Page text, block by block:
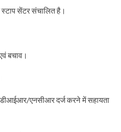
सेंटर संचालित है।
बचाव।
एनसीआर दर्ज करने में सहायता